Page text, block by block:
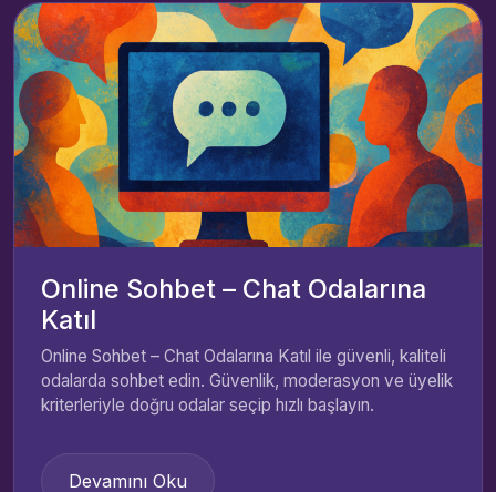
Online Sohbet – Chat Odalarına
Katıl
Online Sohbet – Chat Odalarına Katıl ile güvenli, kaliteli
odalarda sohbet edin. Güvenlik, moderasyon ve üyelik
kriterleriyle doğru odalar seçip hızlı başlayın.
Devamını Oku